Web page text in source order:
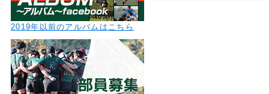
2019年以前のアルバムはこちら